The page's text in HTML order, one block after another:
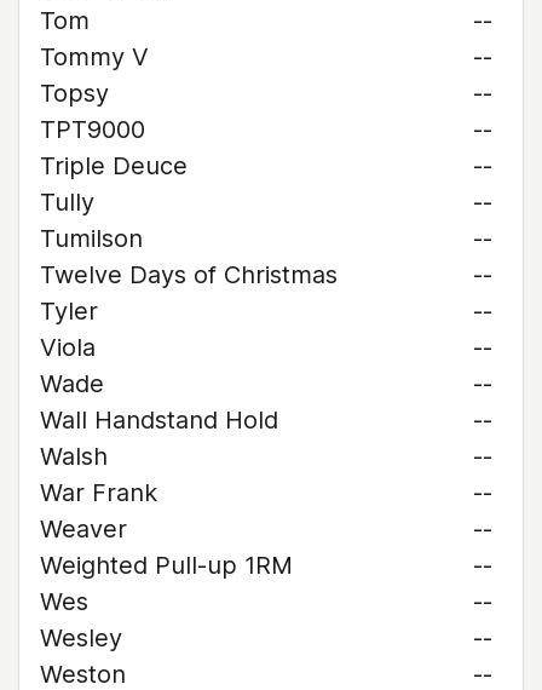
Tom
--
Tommy V
--
Topsy
--
TPT9000
--
Triple Deuce
--
Tully
--
Tumilson
--
Twelve Days of Christmas
--
Tyler
--
Viola
--
Wade
--
Wall Handstand Hold
--
Walsh
--
War Frank
--
Weaver
--
Weighted Pull-up 1RM
--
Wes
--
Wesley
--
Weston
--